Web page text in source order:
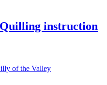
instruction